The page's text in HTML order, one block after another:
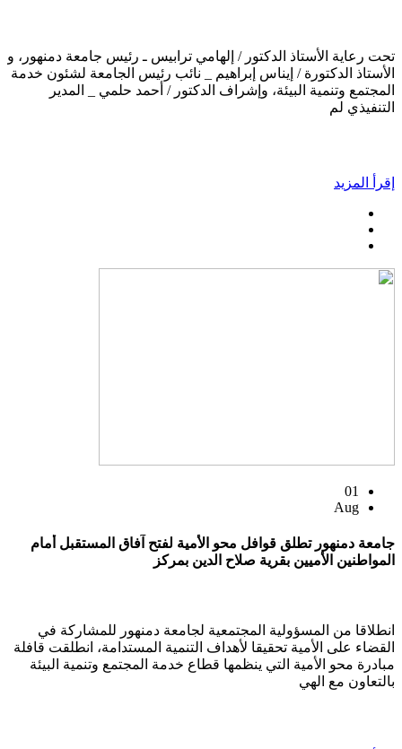
تحت رعاية الأستاذ الدكتور / إلهامي ترابيس ـ رئيس جامعة دمنهور، و
الأستاذ الدكتورة / إيناس إبراهيم _ نائب رئيس الجامعة لشئون خدمة
المجتمع وتنمية البيئة، وإشراف الدكتور / أحمد حلمي _ المدير
التنفيذي لم
إقرأ المزيد
01
Aug
جامعة دمنهور تطلق قوافل محو الأمية لفتح آفاق المستقبل أمام
المواطنين الأميين بقرية صلاح الدين بمركز
انطلاقا من المسؤولية المجتمعية لجامعة دمنهور للمشاركة في
القضاء على الأمية تحقيقا لأهداف التنمية المستدامة، انطلقت قافلة
مبادرة محو الأمية التي ينظمها قطاع خدمة المجتمع وتنمية البيئة
بالتعاون مع الهي